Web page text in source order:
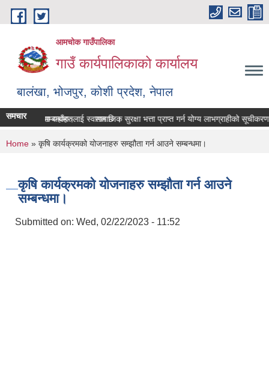
Skip to main content
आमचोक गाउँपालिका
गाउँ कार्यपालिकाको कार्यालय
बालंखा, भोजपुर, कोशी प्रदेश, नेपाल
मा यहाँहरुलाई स्वागत छ ।
समचारपेश गर्ने सम्बन्धमा। सामाजिक सुरक्षा भत्ता प्राप्‍त गर्न योग्य लाभग्राहीको
You are here
Home » कृषि कार्यक्रमको योजनाहरु सम्झौता गर्न आउने सम्बन्धमा।
कृषि कार्यक्रमको योजनाहरु सम्झौता गर्न आउने
सम्बन्धमा।
Submitted on: Wed, 02/22/2023 - 11:52